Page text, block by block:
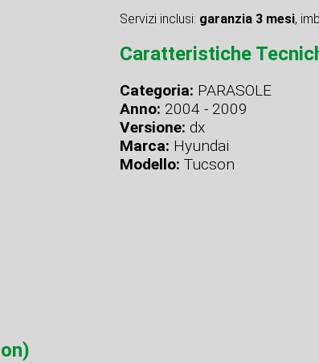
Servizi inclusi: garanzia 3 mesi,
Caratteristiche
Categoria: PARASOLE
Anno: 2004 - 2009
Versione: dx
Marca: Hyundai
Modello: Tucson